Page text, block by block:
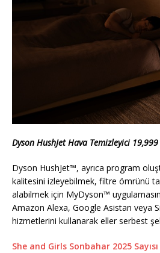
Dyson HushJet Hava Temizleyici 19,999
Dyson HushJet™, ayrıca program
kalitesini izleyebilmek, filtre ömrünü
alabilmek için MyDyson™
Amazon Alexa, Google Asistan veya
hizmetlerini kullanarak eller serbest
She and Girls Sonbahar 2025